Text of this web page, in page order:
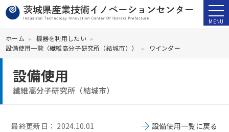
ホーム
機器を利用したい
設備使用一覧（繊維高分子研究所（結城市））
ワインダー
設備使用
繊維高分子研究所（結城市）
最終更新日： 2024.10.01 設備使用一覧に戻る